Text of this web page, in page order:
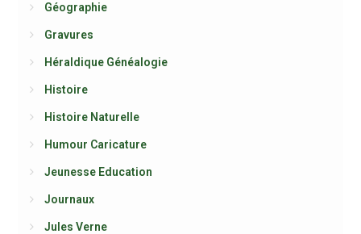
Géographie
Gravures
Héraldique Généalogie
Histoire
Histoire Naturelle
Humour Caricature
Jeunesse Education
Journaux
Jules Verne